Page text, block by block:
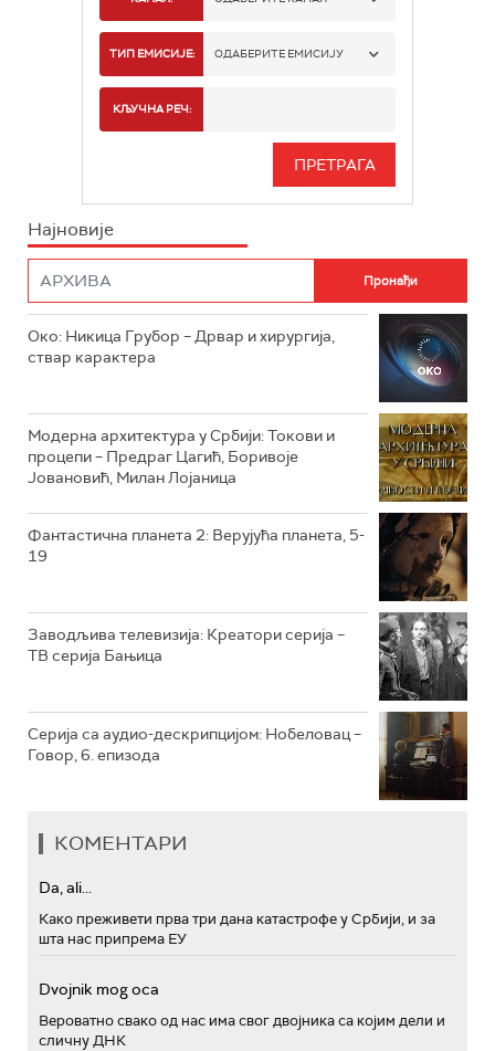
РТС 1
РТС 3
РТС ЖИВОТ
РТС КОЛО
ТИП ЕМИСИЈЕ: ОДАБЕРИТЕ ЕМИСИЈУ
ИНФО
КЉУЧНА РЕЧ:
Најновије
Око: Никица Грубор – Дрвар и хирургија,
ствар карактера
Модерна архитектура у Србији: Токови и
процепи – Предраг Цагић, Боривоје
Јовановић, Милан Лојаница
Фантастична планета 2: Верујућа планета, 5-
19
Заводљива телевизија: Креатори серија –
ТВ серија Бањица
Серија са аудио-дескрипцијом: Нобеловац –
Говор, 6. епизода
КОМЕНТАРИ
Da, ali...
Како преживети прва три дана катастрофе у Србији, и за
шта нас припрема ЕУ
Dvojnik mog oca
Вероватно свако од нас има свог двојника са којим дели и
сличну ДНК